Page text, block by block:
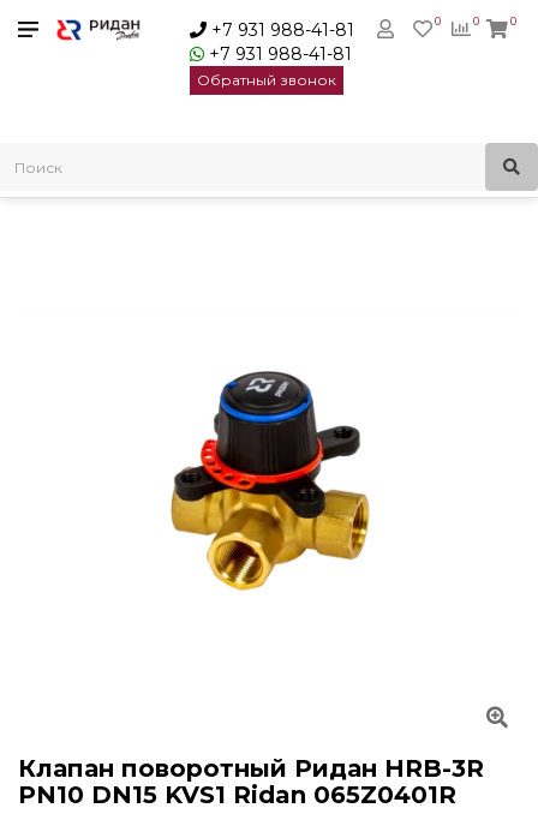
+7 931 988-41-81
+7 931 988-41-81
Обратный звонок
0
0 0
Поворотные регулирующие клапаны
065Z0401R
Клапан поворотный Ридан HRB-3R
PN10 DN15 KVS1 Ridan 065Z0401R